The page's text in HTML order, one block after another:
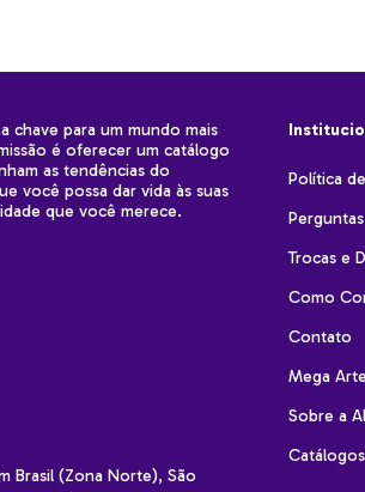
chave para um mundo mais
é oferecer um catálogo
as tendências do
você possa dar vida às suas
que você merece.
Brasil (Zona Norte), São
Política
Trocas e
Como
Contato
Mega
Sobre a
Catálogos